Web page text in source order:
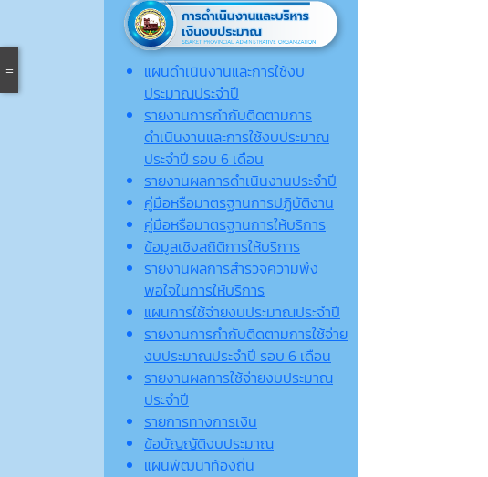
แผนดำเนินงานและการใช้งบ
ประมาณประจำปี
รายงานการกำกับติดตามการ
ดำเนินงานและการใช้งบประมาณ
ประจำปี รอบ 6 เดือน
รายงานผลการดำเนินงานประจำปี
คู่มือหรือมาตรฐานการปฏิบัติงาน
คู่มือหรือมาตรฐานการให้บริการ
ข้อมูลเชิงสถิติการให้บริการ
รายงานผลการสำรวจความพึง
พอใจในการให้บริการ
แผนการใช้จ่ายงบประมาณประจำปี
รายงานการกำกับติดตามการใช้จ่าย
งบประมาณประจำปี รอบ 6 เดือน
รายงานผลการใช้จ่ายงบประมาณ
ประจำปี
รายการทางการเงิน
ข้อบัญญัติงบประมาณ
แผนพัฒนาท้องถิ่น